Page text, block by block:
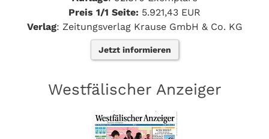
Preis 1/1 Seite: 5.921,43 EUR
Verlag: Zeitungsverlag Krause GmbH & Co. KG
Jetzt informieren
Westfälischer Anzeiger